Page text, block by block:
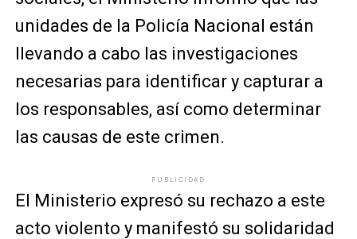
unidades de la Policía Nacional están
llevando a cabo las investigaciones
necesarias para identificar y capturar a
los responsables, así como determinar
las causas de este crimen.
PUBLICIDAD
El Ministerio expresó su rechazo a este
acto violento y manifestó su solidaridad